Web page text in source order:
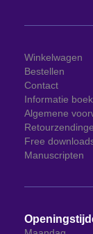
Winkelwagen
Bestellen
Contact
Informatie
Algemene
Free
Manuscripten